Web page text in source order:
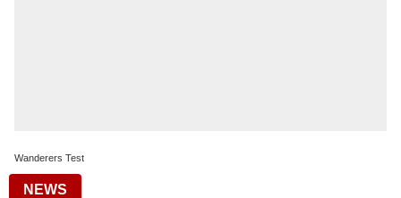
Wanderers Test
NEWS